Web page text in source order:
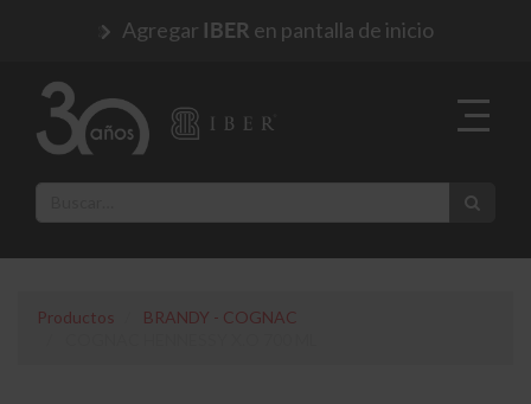
Agregar IBER en pantalla de inicio
Productos
BRANDY - COGNAC